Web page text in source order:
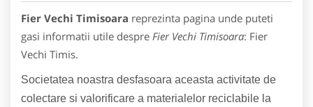
Fier Vechi Timisoara reprezinta pagina unde puteti
gasi informatii utile despre Fier Vechi Timisoara: Fier
Vechi Timis.
Societatea noastra desfasoara aceasta activitate de
colectare si valorificare a materialelor reciclabile la